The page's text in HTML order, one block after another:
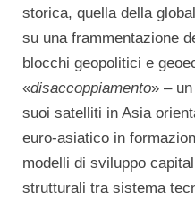
storica, quella della
su una frammentazione
blocchi geopolitici e
«disaccoppiamento» –
suoi satelliti in Asia
euro-asiatico in
modelli di sviluppo
strutturali tra sistema